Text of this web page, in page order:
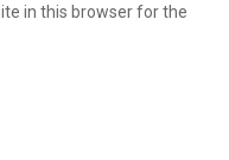
in this browser for the